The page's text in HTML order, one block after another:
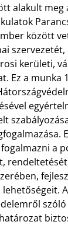
alakult meg
között
szervezetét,
kerületi,
Ez a munka
a
szóló